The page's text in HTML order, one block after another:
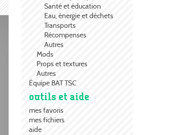
Santé et éducation
Eau, énergie et déchets
Transports
Récompenses
Autres
Mods
Props et textures
Autres
Équipe BAT TSC
outils et aide
mes favoris
mes fichiers
aide